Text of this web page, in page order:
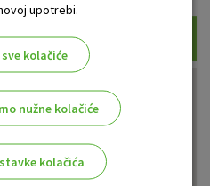
upotrebi.
kolačiće
nužne kolačiće
kolačića